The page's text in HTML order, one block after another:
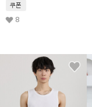
쿠폰
8